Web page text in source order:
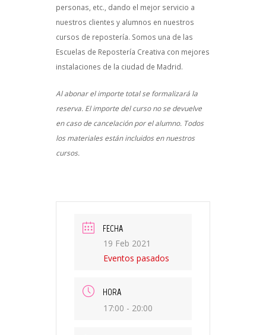
personas, etc., dando el mejor servicio a
nuestros clientes y alumnos en nuestros
cursos de repostería. Somos una de las
Escuelas de Repostería Creativa con mejores
instalaciones de la ciudad de Madrid.
Al abonar el importe total se formalizará la
reserva. El importe del curso no se devuelve
en caso de cancelación por el alumno. Todos
los materiales están incluidos en nuestros
cursos.
FECHA
19 Feb 2021
Eventos pasados
HORA
17:00 - 20:00